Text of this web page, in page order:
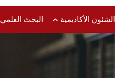
الشئون الأكاديمية البحث العلمي